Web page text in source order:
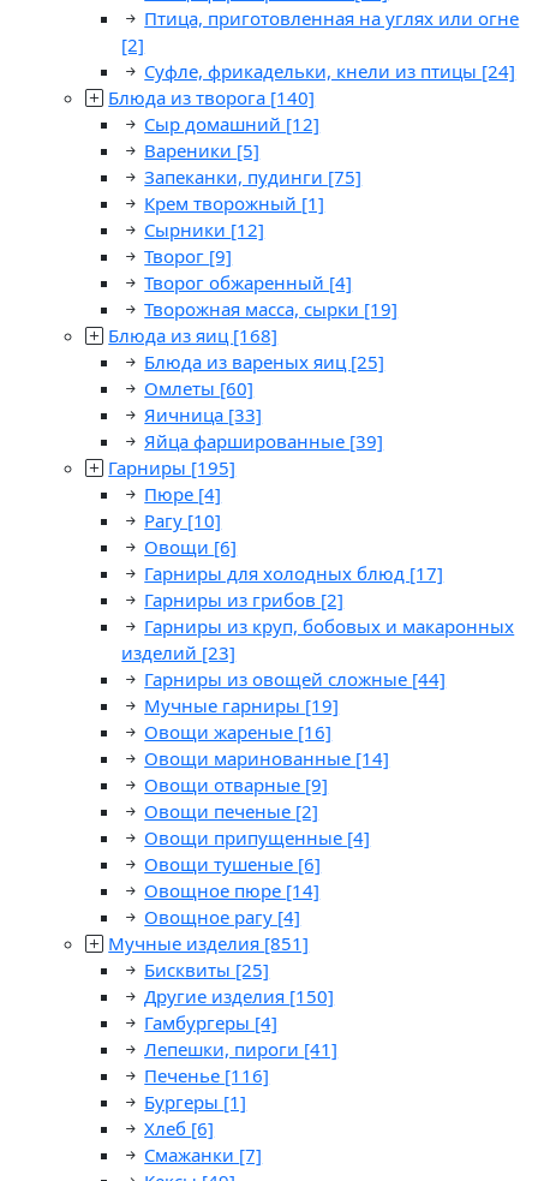
Птица, приготовленная на углях или огне
[2]
Суфле, фрикадельки, кнели из птицы [24]
Блюда из творога [140]
Сыр домашний [12]
Вареники [5]
Запеканки, пудинги [75]
Крем творожный [1]
Сырники [12]
Творог [9]
Творог обжаренный [4]
Творожная масса, сырки [19]
Блюда из яиц [168]
Блюда из вареных яиц [25]
Омлеты [60]
Яичница [33]
Яйца фаршированные [39]
Гарниры [195]
Пюре [4]
Рагу [10]
Овощи [6]
Гарниры для холодных блюд [17]
Гарниры из грибов [2]
Гарниры из круп, бобовых и макаронных
изделий [23]
Гарниры из овощей сложные [44]
Мучные гарниры [19]
Овощи жареные [16]
Овощи маринованные [14]
Овощи отварные [9]
Овощи печеные [2]
Овощи припущенные [4]
Овощи тушеные [6]
Овощное пюре [14]
Овощное рагу [4]
Мучные изделия [851]
Бисквиты [25]
Другие изделия [150]
Гамбургеры [4]
Лепешки, пироги [41]
Печенье [116]
Бургеры [1]
Хлеб [6]
Смажанки [7]